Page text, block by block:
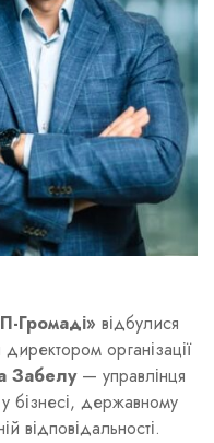
Громаді» відбулися
організації
Забелу— управлінця
бізнесі, державному
відповідальності.